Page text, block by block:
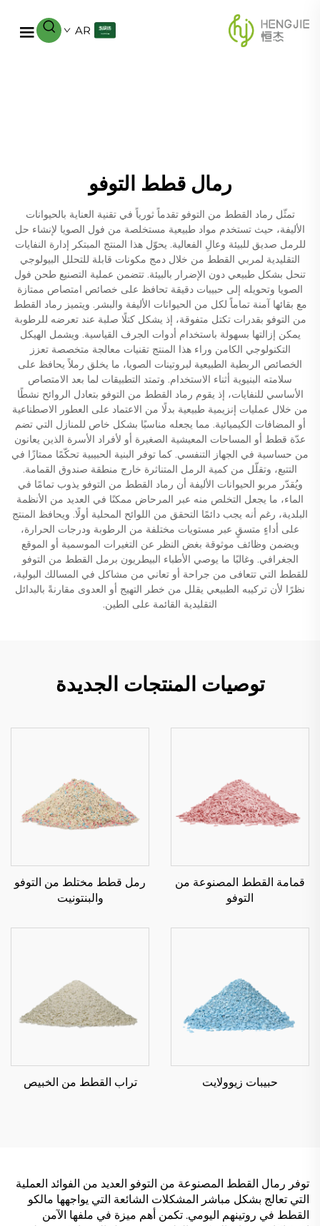
AR
رمال قطط التوفو
تمثّل رماد القطط من التوفو تقدماً ثورياً في تقنية العناية بالحيوانات
الأليفة، حيث تستخدم مواد طبيعية مستخلصة من فول الصويا لإنشاء حل
للرمل صديق للبيئة وعالِ الفعالية. يحوّل هذا المنتج المبتكر إدارة النفايات
التقليدية لمربي القطط من خلال دمج مكونات قابلة للتحلل البيولوجي
تنحل بشكل طبيعي دون الإضرار بالبيئة. تتضمن عملية التصنيع طحن فول
الصويا وتحويله إلى حبيبات دقيقة تحافظ على خصائص امتصاص ممتازة
مع بقائها آمنة تماماً لكل من الحيوانات الأليفة والبشر. ويتميز رماد القطط
من التوفو بقدرات تكتل متفوقة، إذ يشكل كتلًا صلبة عند تعرضه للرطوبة
يمكن إزالتها بسهولة باستخدام أدوات الجرف القياسية. ويشمل الهيكل
التكنولوجي الكامن وراء هذا المنتج تقنيات معالجة متخصصة تعزز
الخصائص الربطية الطبيعية لبروتينات الصويا، ما يخلق رملاً يحافظ على
سلامته البنيوية أثناء الاستخدام. وتمتد التطبيقات لما بعد الامتصاص
الأساسي للنفايات، إذ يقوم رماد القطط من التوفو بتعادل الروائح نشطًا
من خلال عمليات إنزيمية طبيعية بدلًا من الاعتماد على العطور الاصطناعية
أو المضافات الكيميائية. مما يجعله مناسبًا بشكل خاص للمنازل التي تضم
عدّة قطط أو المساحات المعيشية الصغيرة أو لأفراد الأسرة الذين يعانون
من حساسية في الجهاز التنفسي. كما توفر البنية الحبيبية تحكّمًا ممتازًا في
التتبع، وتقلّل من كمية الرمل المتناثرة خارج منطقة صندوق القمامة.
ويُقدّر مربو الحيوانات الأليفة أن رماد القطط من التوفو يذوب تمامًا في
الماء، ما يجعل التخلص منه عبر المرحاض ممكنًا في العديد من الأنظمة
البلدية، رغم أنه يجب دائمًا التحقق من اللوائح المحلية أولًا. ويحافظ المنتج
على أداءٍ متسقٍ عبر مستويات مختلفة من الرطوبة ودرجات الحرارة،
ويضمن وظائف موثوقة بغض النظر عن التغيرات الموسمية أو الموقع
الجغرافي. وغالبًا ما يوصي الأطباء البيطريون برمل القطط من التوفو
للقطط التي تتعافى من جراحة أو تعاني من مشاكل في المسالك البولية،
نظرًا لأن تركيبه الطبيعي يقلل من خطر التهيج أو العدوى مقارنةً بالبدائل
التقليدية القائمة على الطين.
توصيات المنتجات الجديدة
قمامة القطط المصنوعة من
التوفو
رمل قطط مختلط من التوفو
والبنتونيت
حبيبات زيوولايت تراب القطط من الخبيص
توفر رمال القطط المصنوعة من التوفو العديد من الفوائد العملية
التي تعالج بشكل مباشر المشكلات الشائعة التي يواجهها مالكو
القطط في روتينهم اليومي. تكمن أهم ميزة في ملفها الآمن